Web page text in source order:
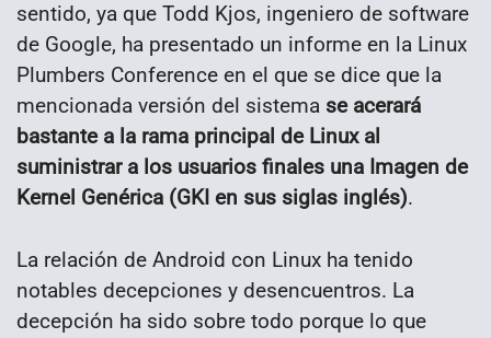
sentido, ya que Todd Kjos, ingeniero de software
de Google, ha presentado un informe en la Linux
Plumbers Conference en el que se dice que la
mencionada versión del sistema se acerará
bastante a la rama principal de Linux al
suministrar a los usuarios finales una Imagen de
Kernel Genérica (GKI en sus siglas inglés).
La relación de Android con Linux ha tenido
notables decepciones y desencuentros. La
decepción ha sido sobre todo porque lo que